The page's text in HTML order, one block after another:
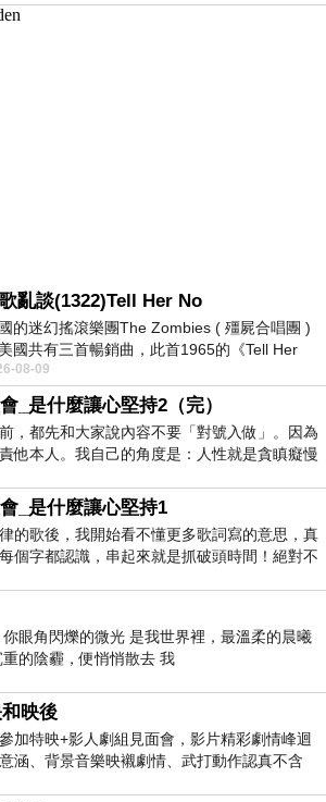
亂談(1322)Tell Her No
的迷幻搖滾樂團The Zombies ( 殭屍合唱團 )
國共有三首暢銷曲，此首1965的《Tell Her
即為其中之一，在告示牌百大單曲
08-09
_是什麼讓心堅持2（完）
，都先和大家說內容不要「對號入做」。因為
他本人。我自己的角度是：人性就是貪瞋癡慢
_是什麼讓心堅持1
的歌後，我開始看不懂更多歌詞寫的意思，真
個字都認識，串起來就是抓破頭時間！絕對不
你眼角閃爍的微光 是我世界裡，最溫柔的晨曦
的陰霾，便悄悄散去 我
映後
加特映+影人劇組見面會，影片精彩劇情峰迴
涵、背景音樂映襯劇情、武打動作認真不含